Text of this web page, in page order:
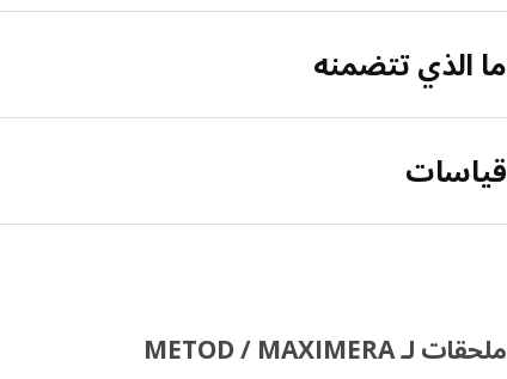
ما الذي تتضمنه
قياسات
ملحقات لـ METOD / MAXIMERA